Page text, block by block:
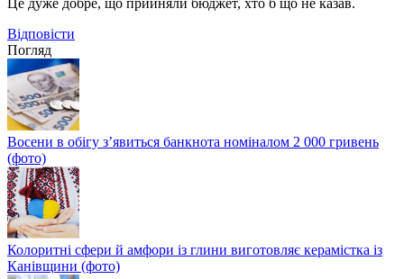
Відповіcти
Погляд
Восени в обігу з’явиться банкнота номіналом 2 000 гривень
(фото)
Колоритні сфери й амфори із глини виготовляє керамістка із
Канівщини (фото)